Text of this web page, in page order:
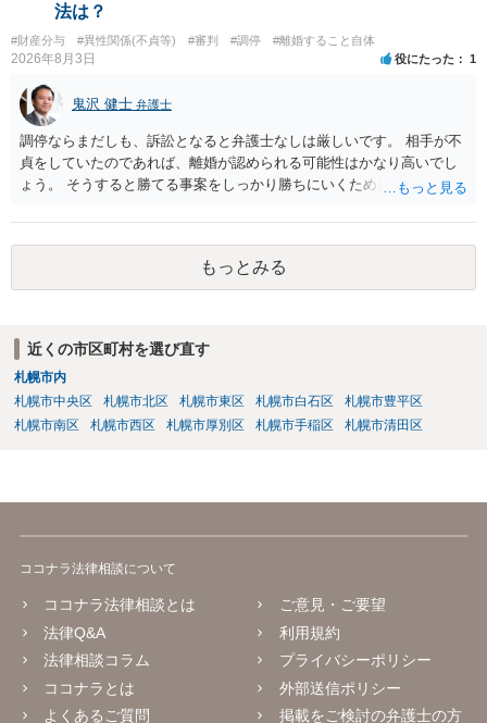
法は？
#財産分与 #異性関係(不貞等) #審判 #調停 #離婚すること自体
2026年8月3日 役にたった 1
鬼沢 健士 弁護士
調停ならまだしも、訴訟となると弁護士なしは厳しいです。 相手が不
貞をしていたのであれば、離婚が認められる可能性はかなり高いでし
ょう。 そうすると勝てる事案をしっかり勝ちにいくためにも弁護士委
もっとみる
近くの市区町村を選び直す
札幌市内
札幌市中央区
札幌市北区 札幌市東区 札幌市白石区
札幌市豊平区
札幌市南区
札幌市西区 札幌市厚別区 札幌市手稲区 札幌市清田区
ココナラ法律相談について
ココナラ法律相談とは
法律Q&A
法律相談コラム
ココナラとは
よくあるご質問
ご意見・ご要望
利用規約
プライバシーポリシー
外部送信ポリシー
掲載をご検討の弁護士の方